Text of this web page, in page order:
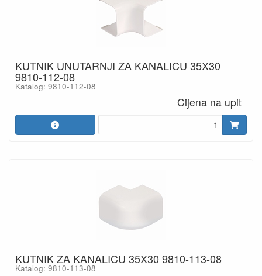
KUTNIK UNUTARNJI ZA KANALICU 35X30
9810-112-08
Katalog: 9810-112-08
Cijena na upit
KUTNIK ZA KANALICU 35X30 9810-113-08
Katalog: 9810-113-08